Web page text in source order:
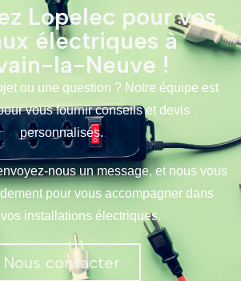
Lopelec pour vos
électriques à
la-Neuve !
ou une question ? Notre équipe est
vous fournir conseils et devis
personnalisés.
nous un message, et nous vous
pour vous accompagner dans
installations électriques.
Nous contacter